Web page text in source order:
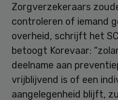
Zorgverzekeraars
controleren of iemand
overheid, schrijft het
betoogt Korevaar:
deelname aan
vrijblijvend is of een
aangelegenheid blijft,